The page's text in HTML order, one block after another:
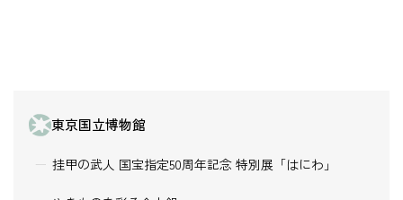
東京国立博物館
挂甲の武人 国宝指定50周年記念 特別展「はにわ」